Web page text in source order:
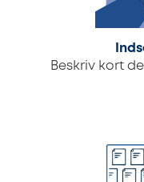
Beskriv kort